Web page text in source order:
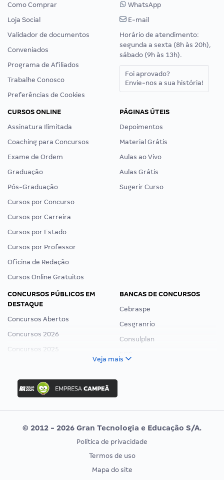
Como Comprar
Loja Social
Validador de documentos
Conveniados
Programa de Afiliados
Trabalhe Conosco
Preferências de Cookies
WhatsApp
E-mail
Horário de atendimento:
segunda a sexta (8h às 20h),
sábado (9h às 13h).
Foi aprovado?
Envie-nos a sua história!
CURSOS ONLINE
Assinatura Ilimitada
Coaching para Concursos
Exame de Ordem
Graduação
Pós-Graduação
Cursos por Concurso
Cursos por Carreira
Cursos por Estado
Cursos por Professor
Oficina de Redação
Cursos Online Gratuitos
PÁGINAS ÚTEIS
Depoimentos
Material Grátis
Aulas ao Vivo
Aulas Grátis
Sugerir Curso
CONCURSOS PÚBLICOS EM
DESTAQUE
Concursos Abertos
Concursos 2026
Concursos 2025
Concurso Nacional Unificado
Concurso Ibama
Concurso MPU
Editais publicados
BANCAS DE CONCURSOS
Cebraspe
Cesgranrio
Consulplan
Vunesp
CONCURSOS POR PROFISSÃO
EXAME DE ORDEM
Veja mais
© 2012 - 2026 Gran Tecnologia e Educação S/A.
Política de privacidade
Termos de uso
Mapa do site